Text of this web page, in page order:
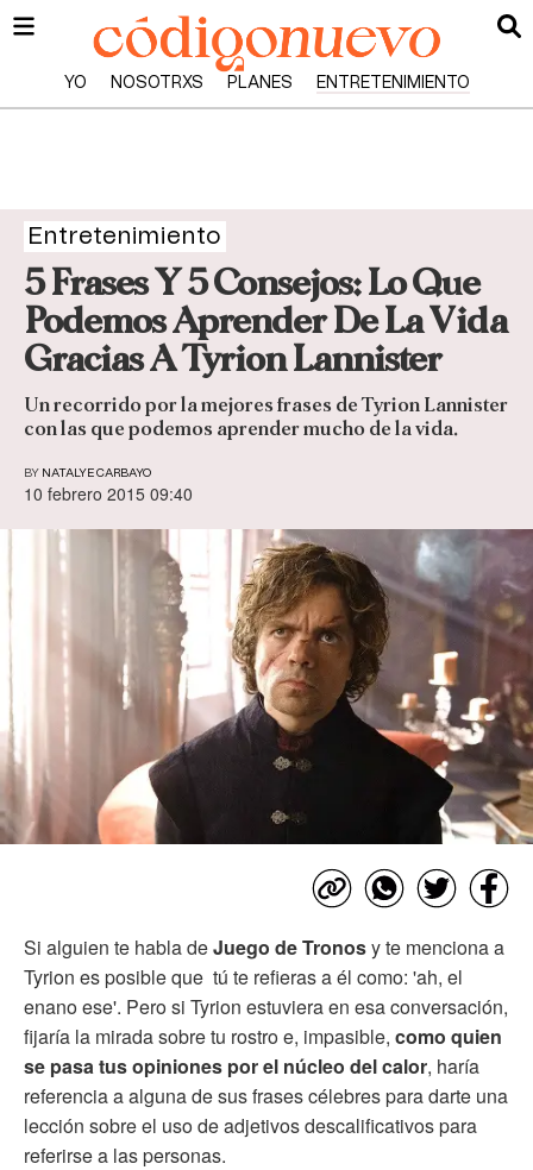
YO NOSOTRXS PLANES ENTRETENIMIENTO
Entretenimiento
5 Frases Y 5 Consejos: Lo Que
Podemos Aprender De La Vida
Gracias A Tyrion Lannister
Un recorrido por la mejores frases de Tyrion Lannister
con las que podemos aprender mucho de la vida.
BY NATALYE CARBAYO
10 febrero 2015 09:40
Si alguien te habla deJuego de Tronosy te menciona a
Tyrion es posible que tú te refieras a él como: 'ah, el
enano ese'. Pero si Tyrion estuviera en esa conversación,
fijaría la mirada sobre tu rostro e, impasible, como quien
se pasa tus opiniones por el núcleo del calor, haría
referencia a alguna de sus frases célebres para darte una
lección sobre el uso de adjetivos descalificativos para
referirse a las personas.